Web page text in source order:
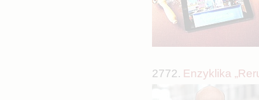
2772. Enzyklika